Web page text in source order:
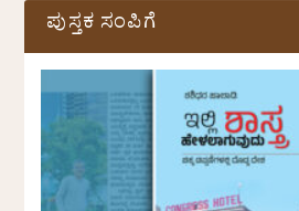
ಪುಸ್ತಕ ಸಂಪಿಗೆ